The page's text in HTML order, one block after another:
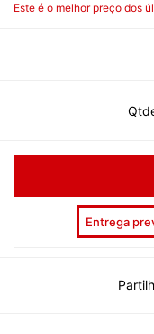
Este é o melhor preço dos
Entrega